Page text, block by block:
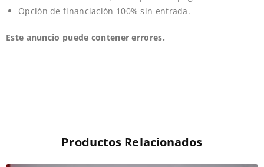
Opción de financiación 100% sin entrada.
Este anuncio puede contener errores.
Productos Relacionados